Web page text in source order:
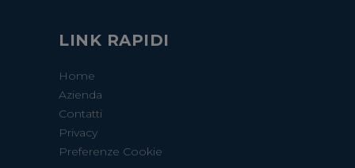
LINK RAPIDI
Home
Azienda
Contatti
Privacy
Preferenze Cookie